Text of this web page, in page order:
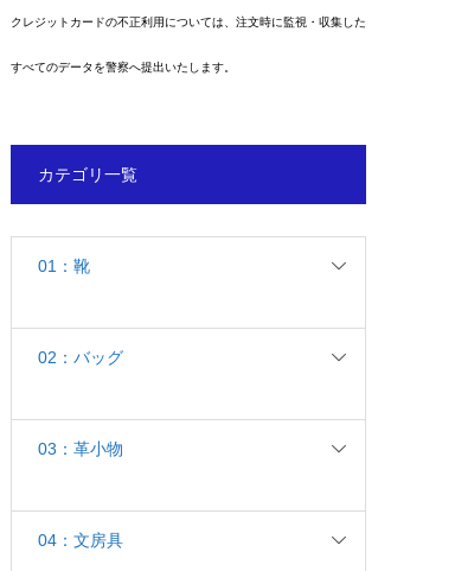
クレジットカードの不正利用については、注文時に監視・収集した
すべてのデータを警察へ提出いたします。
カテゴリ一覧
01：靴
02：バッグ
03：革小物
04：文房具